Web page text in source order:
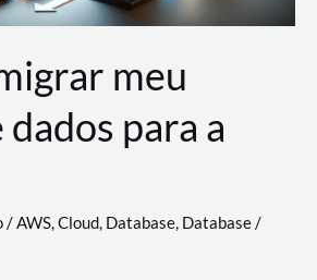
meu
para a
/AWS,Cloud, Database, Database/